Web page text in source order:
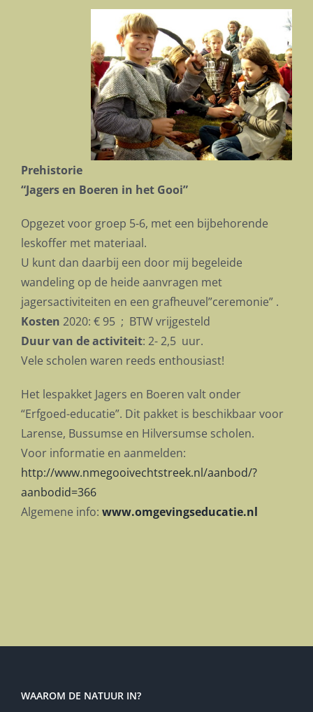
Prehistorie
“Jagers en Boeren in het Gooi”
Opgezet voor groep 5-6, met een bijbehorende
leskoffer met materiaal.
U kunt dan daarbij een door mij begeleide
wandeling op de heide aanvragen met
jagersactiviteiten en een grafheuvel”ceremonie” .
Kosten 2020: € 95 ; BTW vrijgesteld
Duur van de activiteit: 2- 2,5 uur.
Vele scholen waren reeds enthousiast!
Het lespakket Jagers en Boeren valt onder
“Erfgoed-educatie”. Dit pakket is beschikbaar voor
Larense, Bussumse en Hilversumse scholen.
Voor informatie en aanmelden:
http://www.nmegooivechtstreek.nl/aanbod/?
aanbodid=366
Algemene info: www.omgevingseducatie.nl
WAAROM DE NATUUR IN?